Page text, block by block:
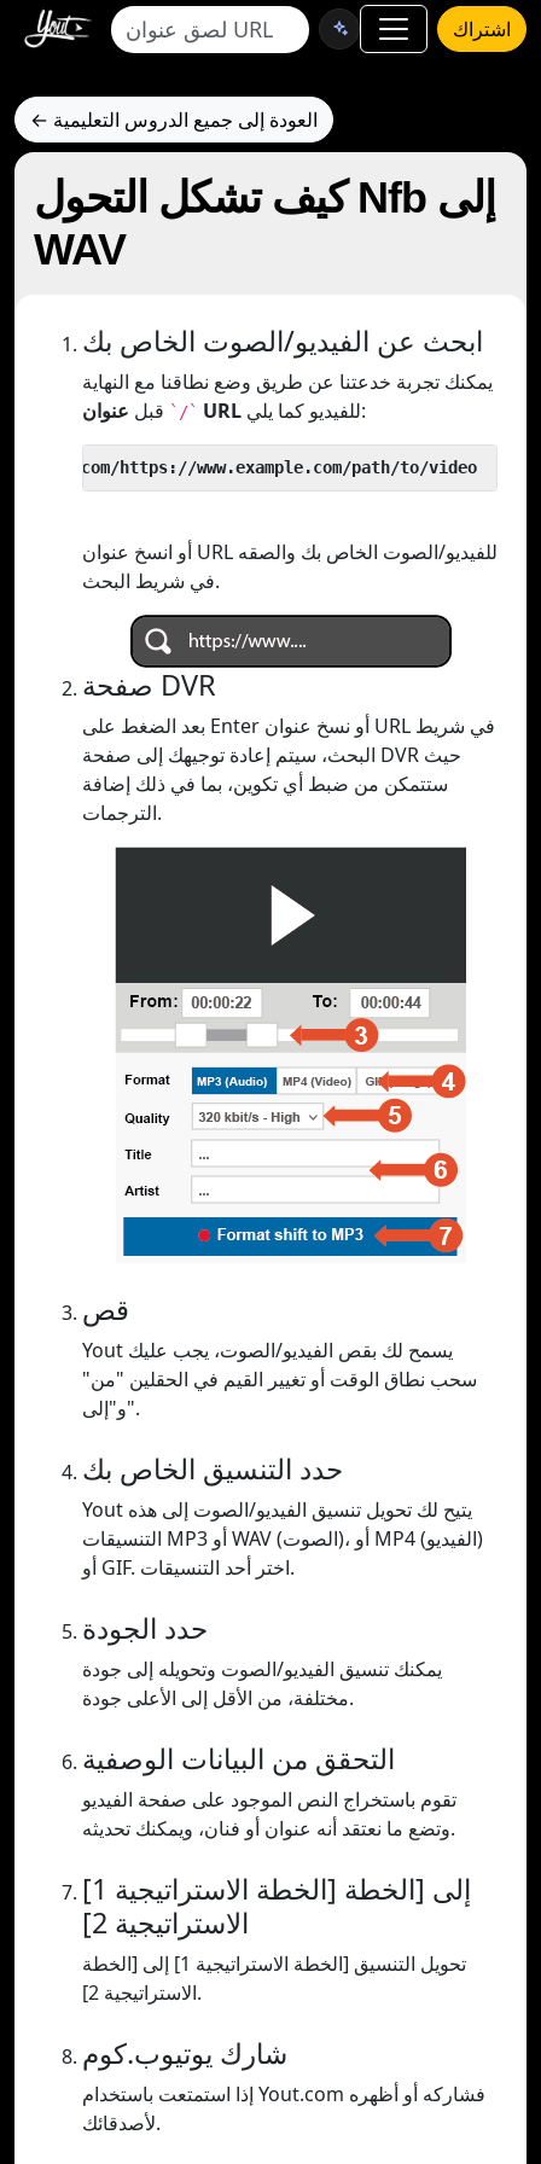
اشتراك
← العودة إلى جميع الدروس التعليمية
كيف تشكل التحول Nfb إلى
WAV
ابحث عن الفيديو/الصوت الخاص بك
يمكنك تجربة خدعتنا عن طريق وضع نطاقنا مع النهاية
`/` قبل عنوان URL للفيديو كما يلي:
أو انسخ عنوان URL للفيديو/الصوت الخاص بك والصقه
في شريط البحث.
صفحة DVR
بعد الضغط على Enter أو نسخ عنوان URL في شريط
البحث، سيتم إعادة توجيهك إلى صفحة DVR حيث
ستتمكن من ضبط أي تكوين، بما في ذلك إضافة
الترجمات.
قص
Yout يسمح لك بقص الفيديو/الصوت، يجب عليك
سحب نطاق الوقت أو تغيير القيم في الحقلين "من"
و"إلى".
حدد التنسيق الخاص بك
Yout يتيح لك تحويل تنسيق الفيديو/الصوت إلى هذه
التنسيقات MP3 أو WAV (الصوت)، أو MP4 (الفيديو)
أو GIF. اختر أحد التنسيقات.
حدد الجودة
يمكنك تنسيق الفيديو/الصوت وتحويله إلى جودة
مختلفة، من الأقل إلى الأعلى جودة.
التحقق من البيانات الوصفية
تقوم باستخراج النص الموجود على صفحة الفيديو
وتضع ما نعتقد أنه عنوان أو فنان، ويمكنك تحديثه.
[الخطة الاستراتيجية 1] إلى [الخطة
الاستراتيجية 2]
تحويل التنسيق [الخطة الاستراتيجية 1] إلى [الخطة
الاستراتيجية 2].
شارك يوتيوب.كوم
إذا استمتعت باستخدام Yout.com فشاركه أو أظهره
لأصدقائك.